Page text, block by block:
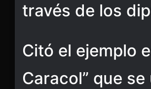
través de los
Citó el ejemplo
Caracol” que